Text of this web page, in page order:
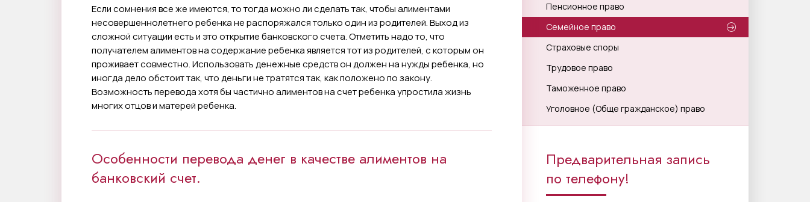
Если сомнения все же имеются, то тогда можно ли сделать так, чтобы алиментами
несовершеннолетнего ребенка не распоряжался только один из родителей. Выход из
сложной ситуации есть и это открытие банковского счета. Отметить надо то, что
получателем алиментов на содержание ребенка является тот из родителей, с которым он
проживает совместно. Использовать денежные средств он должен на нужды ребенка, но
иногда дело обстоит так, что деньги не тратятся так, как положено по закону.
Возможность перевода хотя бы частично алиментов на счет ребенка упростила жизнь
многих отцов и матерей ребенка.
Особенности перевода денег в качестве алиментов на
банковский счет.
Пенсионное право
Семейное право
Страховые споры
Трудовое право
Таможенное право
Уголовное (Обще гражданское) право
Предварительная запись
по телефону!